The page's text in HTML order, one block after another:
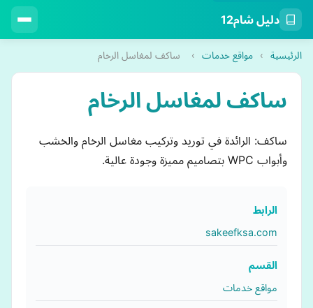
دليل شام12
الرئيسية › مواقع خدمات › ساكف لمغاسل الرخام
ساكف لمغاسل الرخام
ساكف: الرائدة في توريد وتركيب مغاسل الرخام والخشب
وأبواب WPC بتصاميم مميزة وجودة عالية.
الرابط
sakeefksa.com
القسم
مواقع خدمات